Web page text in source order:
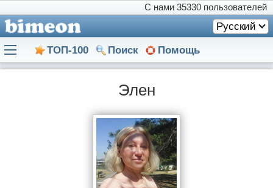
С нами 35330 пользователей
Русский
ТОП-100 Поиск Помощь
Элен